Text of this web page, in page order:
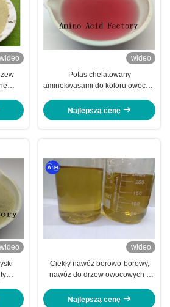
wideo
wideo
Potas chelatowany
aminokwasami do koloru owoców
koloru
Najlepszą cenę
wideo
wideo
Ciekły nawóz borowo-borowy,
nawóz do drzew owocowych z
Najlepszą cenę